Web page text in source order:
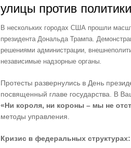
улицы против
В нескольких городах США прошли
президента Дональда Трампа.
решениями администрации,
независимые надзорные органы.
Протесты развернулись в День
посвященный главе государства. В
«Ни короля, ни короны – мы не
методы управления.
Кризис в федеральных